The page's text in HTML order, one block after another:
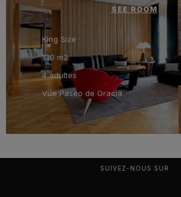
SEE ROOM
King Size
130 m2
4 adultes
Vue Paseo de Gracia
SUIVEZ-NOUS SUR